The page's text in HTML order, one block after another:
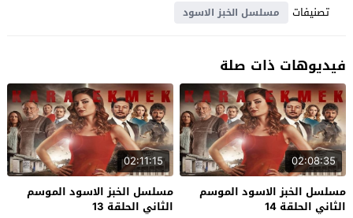
تصنيفات
مسلسل الخبز الاسود
فيديوهات ذات صلة
02:08:35
مسلسل الخبز الاسود الموسم
الثاني الحلقة 14
02:11:15
مسلسل الخبز الاسود الموسم
الثاني الحلقة 13